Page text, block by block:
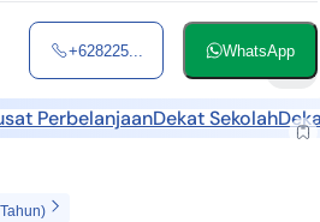
+628225... WhatsApp
PerbelanjaanDekat Sekolah